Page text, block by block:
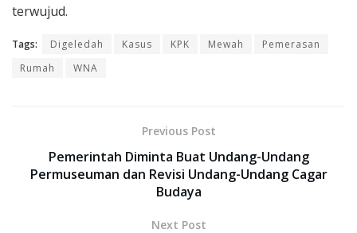
terwujud.
Tags: Digeledah Kasus KPK Mewah
Pemerasan
Rumah
WNA
Previous Post
Pemerintah Diminta Buat Undang-Undang
Permuseuman dan Revisi Undang-Undang Cagar
Budaya
Next Post